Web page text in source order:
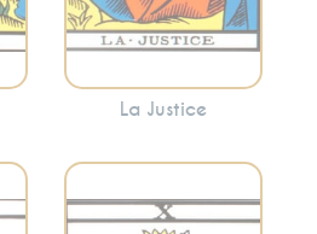
vos actions.
La Justice